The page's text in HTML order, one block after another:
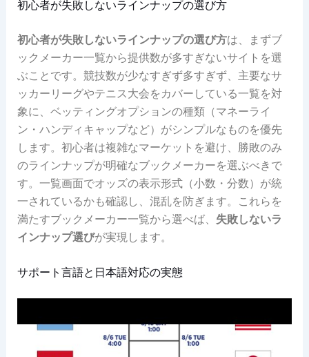
初心者が失敗しないラインナップの選び方
初心者が失敗しないラインナップの選び方は、まずブ
ックメーカー一覧から提供数が多すぎないサイトを選
ぶことです。競技数が少なすぎず多すぎず、主要なサ
ッカーリーグやテニス大会をカバーしている一覧を対
象に、ベッティングオプションの種類（マネーライ
ン・ハンディキャップなど）がシンプルなものを優先
します。初心者は複雑なマーケットを避け、勝敗のみ
のラインナップが明確なブックメーカーを選ぶべきで
す。一覧画面でオッズの表示形式（小数・分数）が統
一されているかも確認し、混乱を防ぎます。これらを
満たすブックメーカー一覧から選べば、 失敗しないラ
インナップ選びが実現します。
サポート言語と日本語対応の実態